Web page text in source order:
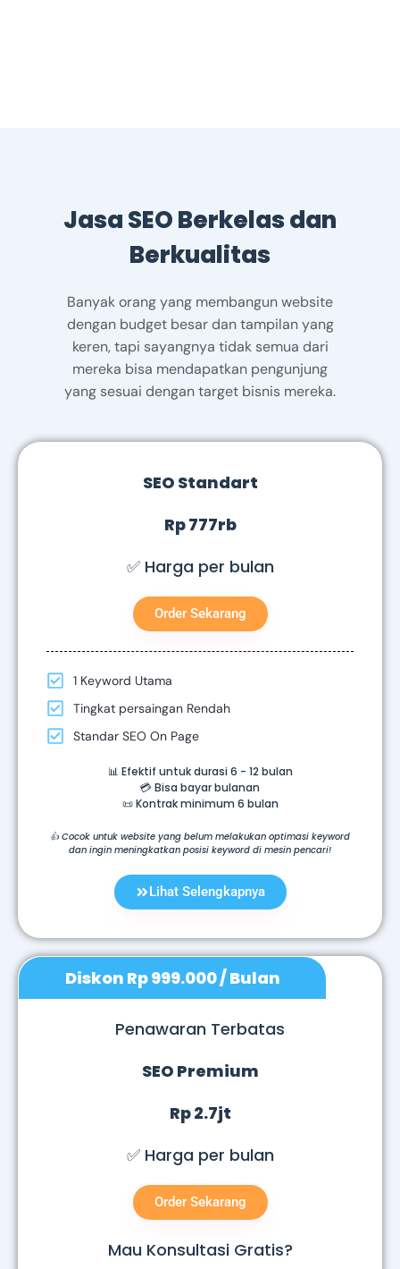
Jasa SEO Berkelas dan
Berkualitas
Banyak orang yang membangun website
dengan budget besar dan tampilan yang
keren, tapi sayangnya tidak semua dari
mereka bisa mendapatkan pengunjung
yang sesuai dengan target bisnis mereka.
SEO Standart
Rp 777rb
✅ Harga per bulan
Order Sekarang
1 Keyword Utama
Tingkat persaingan Rendah
Standar SEO On Page
📊 Efektif untuk durasi 6 - 12 bulan
💳 Bisa bayar bulanan
📜 Kontrak minimum 6 bulan
👍 Cocok untuk website yang belum melakukan optimasi keyword
dan ingin meningkatkan posisi keyword di mesin pencari!
Lihat Selengkapnya
Diskon Rp 999.000 / Bulan
Penawaran Terbatas
SEO Premium
Rp 2.7jt
✅ Harga per bulan
Order Sekarang
Mau Konsultasi Gratis?